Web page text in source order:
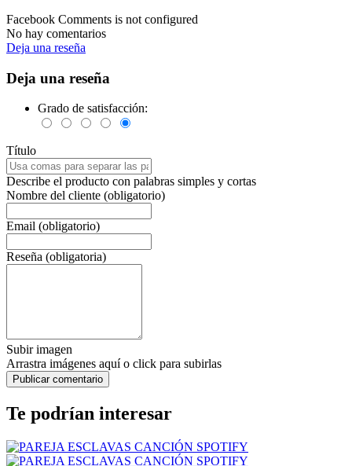
Facebook Comments is not configured
No hay comentarios
Deja una reseña
Deja una reseña
Grado de satisfacción:
Título
Describe el producto con palabras simples y cortas
Nombre del cliente (obligatorio)
Email (obligatorio)
Reseña (obligatoria)
Subir imagen
Arrastra imágenes aquí o click para subirlas
Te podrían interesar